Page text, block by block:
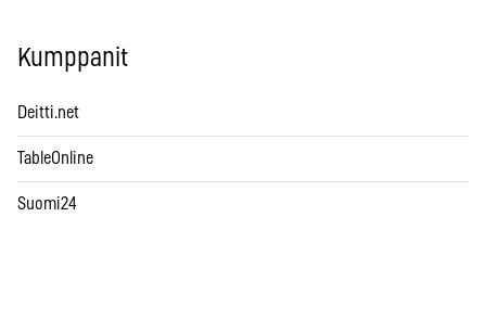
Kumppanit
Deitti.net
TableOnline
Suomi24